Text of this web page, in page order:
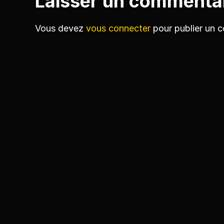
Vous devez vous connecter pour publier un